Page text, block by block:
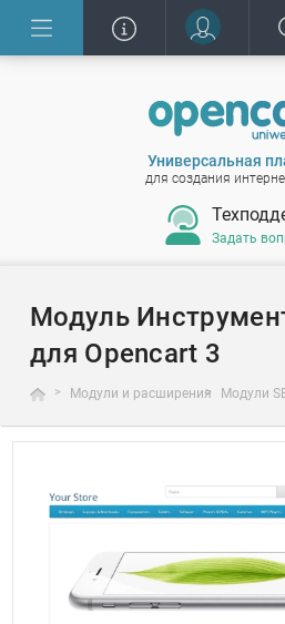
Универсальная
для создания
Задать
Модуль
для Opencart 3
Модули и расширения Модули